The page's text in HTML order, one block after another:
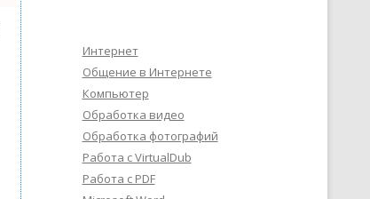
Интернет
Общение в Интернете
Компьютер
Обработка видео
Обработка фотографий
Работа с VirtualDub
Работа с PDF